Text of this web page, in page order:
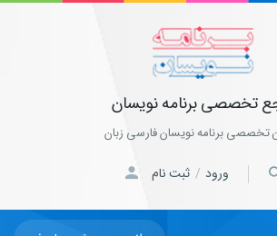
تخصصی برنامه نویسان
تخصصی برنامه نویسان فارسی زبان
ورود / ثبت نام